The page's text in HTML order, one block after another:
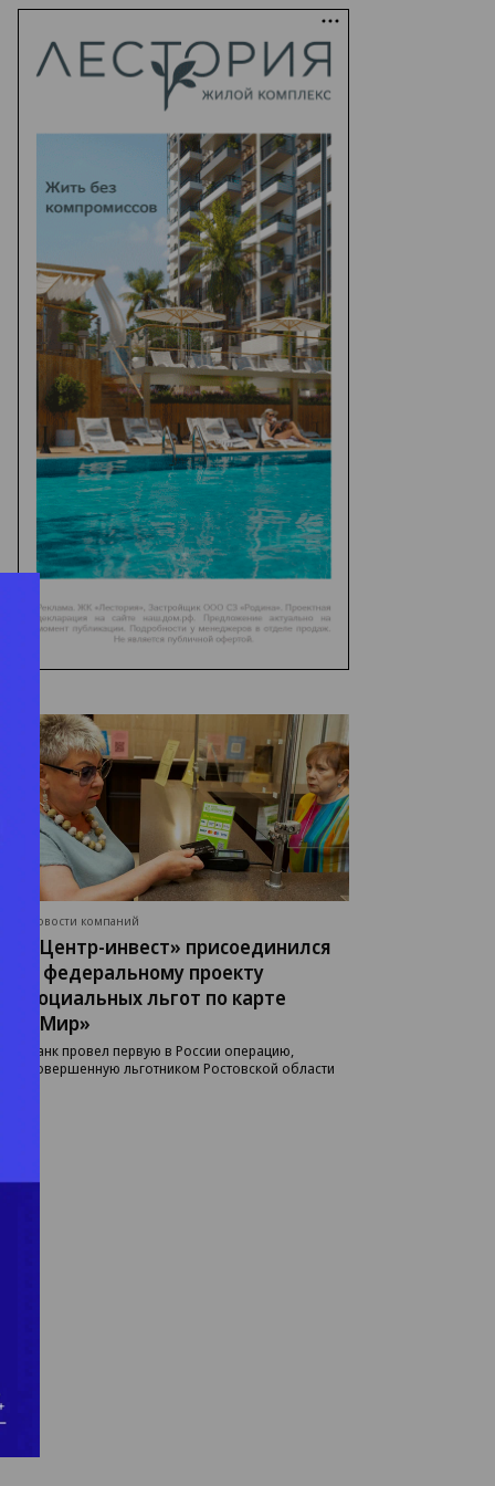
Фото: телеграм-канал Вениамина Кондратьева
Фото: телеграм-канал Вениамина Кондратьева
Новости компаний
«Центр-инвест» присоединился
к федеральному проекту
социальных льгот по карте
«Мир»
Банк провел первую в России операцию,
совершенную льготником Ростовской области